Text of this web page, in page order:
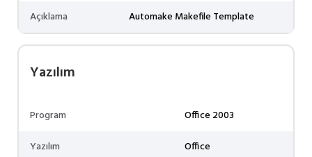
Açıklama
Automake Makefile Template
Yazılım
Program
Office 2003
Yazılım
Office